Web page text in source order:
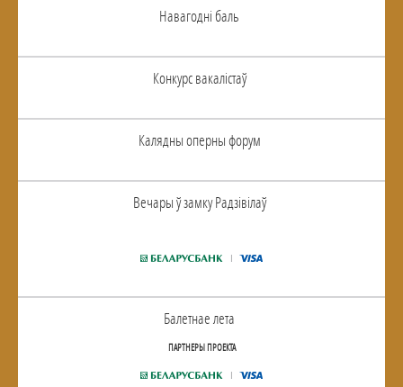
Навагоднi баль
Конкурс вакалiстаў
Калядны оперны форум
Вечары ў замку Радзiвiлаў
Балетнае лета
ПАРТНЕРЫ ПРОЕКТА